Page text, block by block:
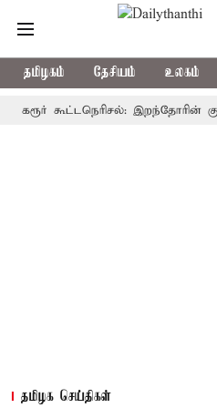
தமிழகம் தேசியம் உலகம்
கூட்டநெரிசல்: இறந்தோரின்
தமிழக செய்திகள்